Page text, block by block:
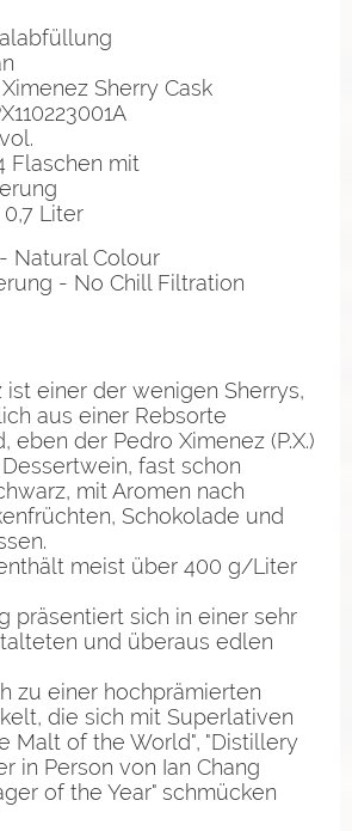
Sherry Cask
Flaschen mit
Liter
Natural Colour
- No Chill Filtration
ist einer der wenigen Sherrys,
aus einer Rebsorte
eben der Pedro Ximenez (P.X.)
fast schon
mit Aromen nach
Schokolade und
enthält meist über 400 g/Liter
präsentiert sich in einer sehr
und überaus edlen
zu einer hochprämierten
die sich mit Superlativen
Malt of the World", "Distillery
in Person von Ian Chang
of the Year" schmücken